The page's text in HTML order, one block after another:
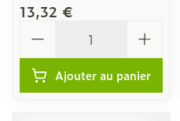
13,32 €
Ajouter au panier